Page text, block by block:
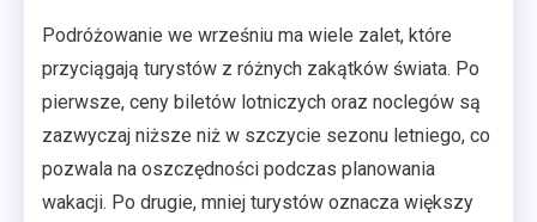
Podróżowanie we wrześniu ma wiele zalet, które
przyciągają turystów z różnych zakątków świata. Po
pierwsze, ceny biletów lotniczych oraz noclegów są
zazwyczaj niższe niż w szczycie sezonu letniego, co
pozwala na oszczędności podczas planowania
wakacji. Po drugie, mniej turystów oznacza większy